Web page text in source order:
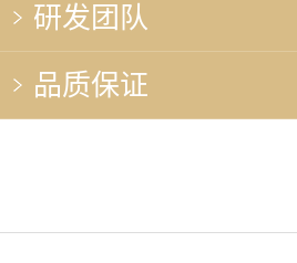
研发团队
品质保证